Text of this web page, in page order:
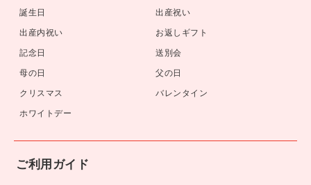
誕生日
出産祝い
出産内祝い
お返しギフト
記念日
送別会
母の日
父の日
クリスマス
バレンタイン
ホワイトデー
ご利用ガイド